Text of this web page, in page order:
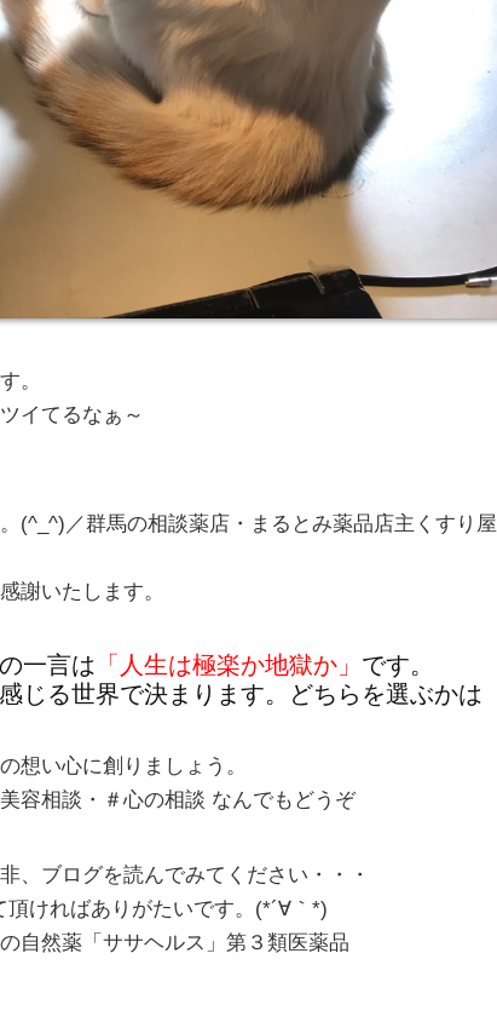
。
イてるなぁ～
(^_^)／群馬の相談薬店・まるとみ薬品店主くすり屋
謝いたします。
一言は 「人生は極楽か地獄か」 です。
じる世界で決まります。どちらを選ぶかは
想い心に創りましょう。
容相談・＃心の相談 なんでもどうぞ
、ブログを読んでみてください・・・
ければありがたいです。(*´∀｀*)
自然薬「ササヘルス」第３類医薬品